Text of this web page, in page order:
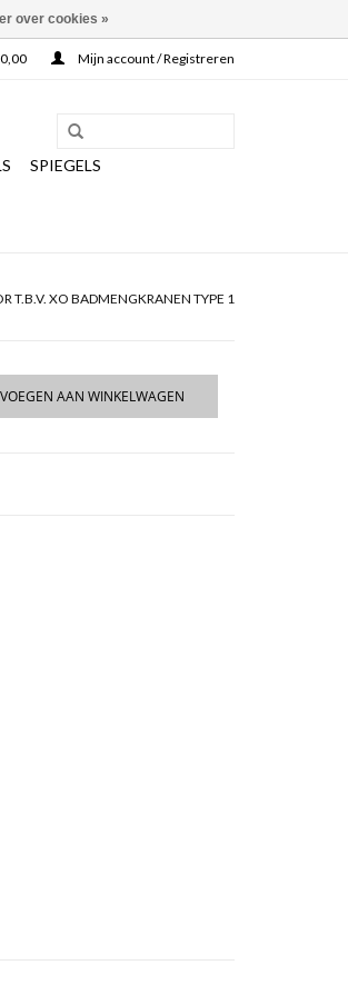
Mijn account / Registreren
SPIEGELS
T.B.V. XO BADMENGKRANEN TYPE 1
AAN WINKELWAGEN
over cookies »